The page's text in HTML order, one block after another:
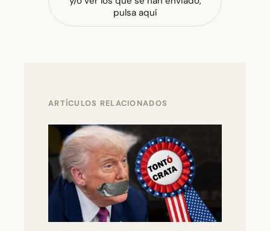
pulsa aquí
ARTÍCULOS RELACIONADOS